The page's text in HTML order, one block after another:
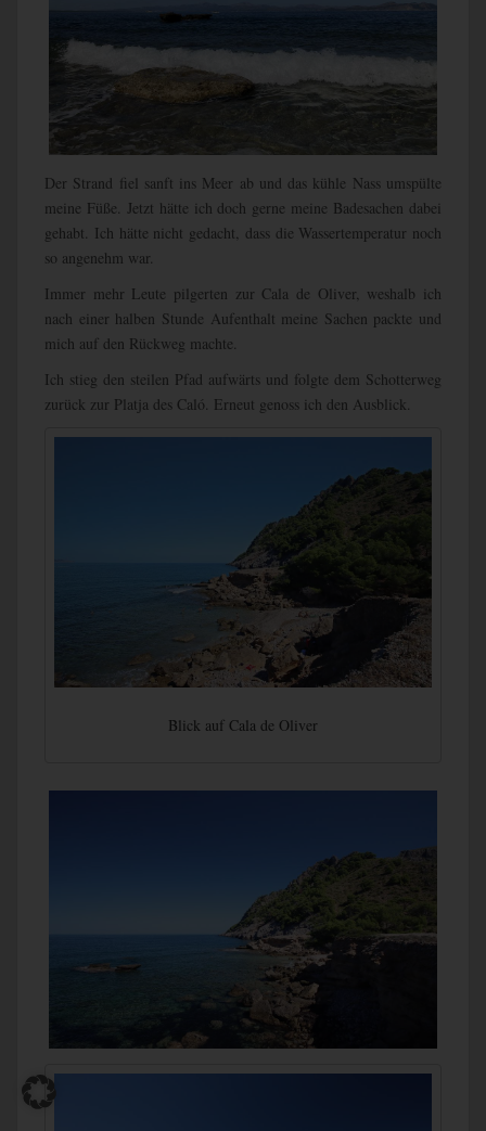
Der Strand fiel sanft ins Meer ab und das kühle Nass umspülte
meine Füße. Jetzt hätte ich doch gerne meine Badesachen dabei
gehabt. Ich hätte nicht gedacht, dass die Wassertemperatur noch
so angenehm war.
Immer mehr Leute pilgerten zur Cala de Oliver, weshalb ich
nach einer halben Stunde Aufenthalt meine Sachen packte und
mich auf den Rückweg machte.
Ich stieg den steilen Pfad aufwärts und folgte dem Schotterweg
zurück zur Platja des Caló. Erneut genoss ich den Ausblick.
Blick auf Cala de Oliver